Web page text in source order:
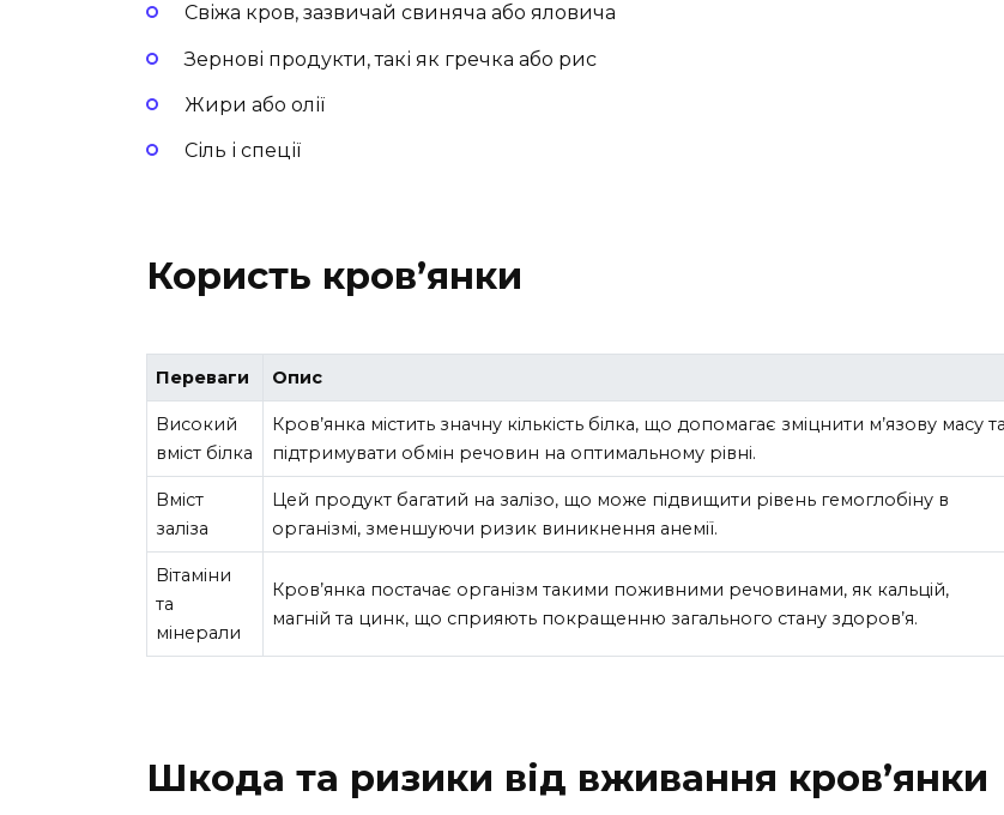
Свіжа кров, зазвичай свиняча або яловича
Зернові продукти, такі як гречка або рис
Жири або олії
Сіль і спеції
Користь кров’янки
Переваги Опис
Високий
вміст білка
Кров’янка містить значну кількість білка, що допомагає зміцнити м’язову масу та
підтримувати обмін речовин на оптимальному рівні.
Вміст
заліза
Цей продукт багатий на залізо, що може підвищити рівень гемоглобіну в
організмі, зменшуючи ризик виникнення анемії.
Вітаміни
та
мінерали
Кров’янка постачає організм такими поживними речовинами, як кальцій,
магній та цинк, що сприяють покращенню загального стану здоров’я.
Шкода та ризики від вживання кров’янки